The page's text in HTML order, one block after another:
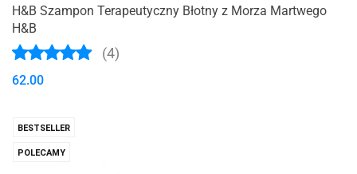
H&B Szampon Terapeutyczny Błotny z Morza Martwego
H&B
(4)
62.00
BESTSELLER
POLECAMY